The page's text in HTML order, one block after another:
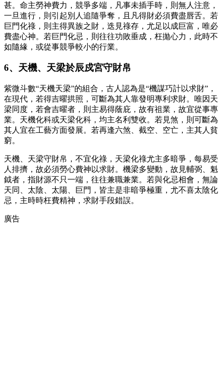
甚。命主勞神費力，競爭多端，凡事未插手時，則無人注意，
一旦進行，則引起別人追隨爭奪，且凡得財必須費盡唇舌。若
巨門化祿，則主得異族之財，迭見祿存，尤足以成巨富，唯必
費盡心神。若巨門化忌，則往往功敗垂成，枉拋心力，此時不
如隨緣，或從事競爭較小的行業。
6、天機、天梁於辰戍宮守財帛
紫微斗數“天機天梁”的組合，古人認為是“機謀巧計以求財”，
在現代，若得吉曜拱照，可斷為其人靠發明專利求財。唯因天
梁同度，若會吉曜者，則主易得蔭庇，故有祖業，故宜從事專
業。天機化科或天梁化科，均主名利雙收。若見煞，則可斷為
其人宜在工藝方面發展。若再逢六煞、截空、空亡，主其人貧
窮。
天機、天梁守財帛，不宜化祿，天梁化祿尤主多暗爭，每易受
人排擠，故必須勞心費神以求財。機梁多變動，故見輔弼、魁
鉞者，指財源不只一端，往往兼職兼業。若與化忌相會，無論
天同、太陰、太陽、巨門，皆主是非暗爭極重，尤不喜太陰化
忌，主時時枉費精神，求財手段錯誤。
廣告